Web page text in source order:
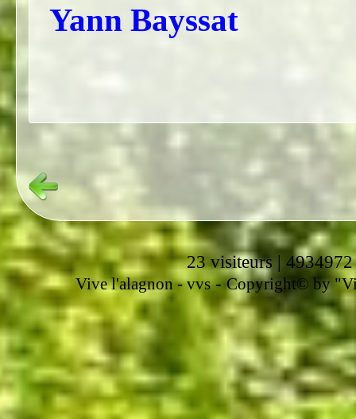
Yann Bayssat
23 visiteurs | 4934972
Vive l'alagnon -vvs-Copyright© by